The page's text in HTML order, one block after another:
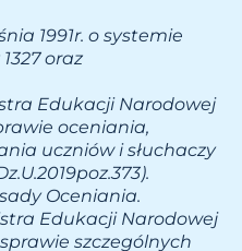
1991r. o systemie
oraz
Edukacji Narodowej
oceniania,
uczniów i słuchaczy
Oceniania.
Edukacji Narodowej
szczególnych